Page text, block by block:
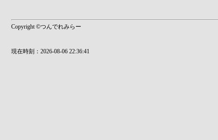
Copyright ©つんでれみらー
現在時刻：2026-08-06 22:36:41